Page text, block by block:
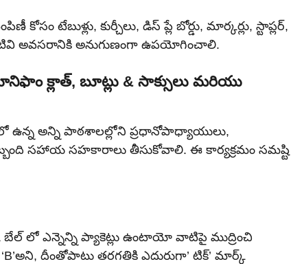
కోసం టేబుళ్లు, కుర్చీలు, డిస్ ప్లే బోర్డు, మార్కర్లు, స్టాప్లర్,
అవసరానికి అనుగుణంగా ఉపయోగించాలి.
క్లాత్, బూట్లు & సాక్సులు మరియు
ఉన్న అన్ని పాఠశాలల్లోని ప్రధానోపాధ్యాయులు,
సహాయ సహకారాలు తీసుకోవాలి. ఈ కార్యక్రమం సమష్టి
లో ఎన్నెన్ని ప్యాకెట్లు ఉంటాయో వాటిపై ముద్రించి
దీంతోపాటు తరగతికి ఎదురుగా’ టిక్’ మార్క్